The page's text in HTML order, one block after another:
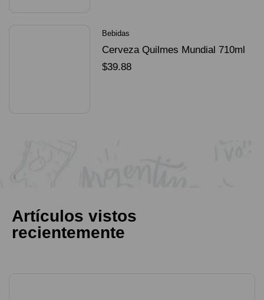
Bebidas
Cerveza Quilmes Mundial 710ml
packX4
$39.88
Artículos vistos
recientemente